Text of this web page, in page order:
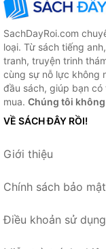
SachDayRoi.com
loại. Từ sách tiếng
tranh, truyện trinh
cùng sự nỗ lực không
đầu sách, giúp bạn
mua. Chúng tôi
VỀ SÁCH ĐÂY RỒI!
Giới thiệu
Chính sách bảo mật
Điều khoản sử dụng